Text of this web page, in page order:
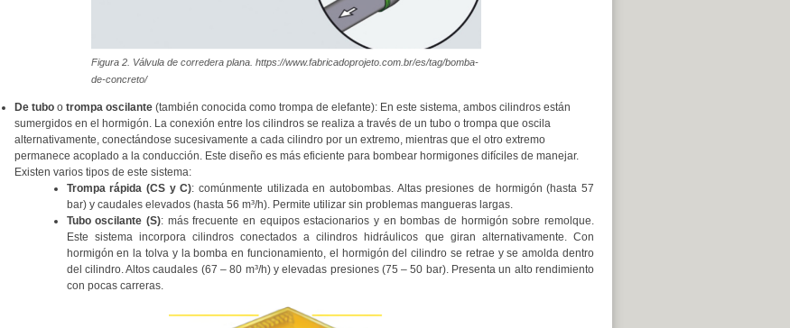
Figura 2. Válvula de corredera plana. https://www.fabricadoprojeto.com.br/es/tag/bomba-
de-concreto/
De tubo otrompa oscilante(también conocida como trompa de elefante): En este sistema, ambos cilindros están
sumergidos en el hormigón. La conexión entre los cilindros se realiza a través de un tubo o trompa que oscila
alternativamente, conectándose sucesivamente a cada cilindro por un extremo, mientras que el otro extremo
permanece acoplado a la conducción. Este diseño es más eficiente para bombear hormigones difíciles de manejar.
Existen varios tipos de este sistema:
Trompa rápida (CS y C): comúnmente utilizada en autobombas. Altas presiones de hormigón (hasta 57
bar) y caudales elevados (hasta 56 m³/h). Permite utilizar sin problemas mangueras largas.
Tubo oscilante (S): más frecuente en equipos estacionarios y en bombas de hormigón sobre remolque.
Este sistema incorpora cilindros conectados a cilindros hidráulicos que giran alternativamente. Con
hormigón en la tolva y la bomba en funcionamiento, el hormigón del cilindro se retrae y se amolda dentro
del cilindro. Altos caudales (67 – 80 m³/h) y elevadas presiones (75 – 50 bar). Presenta un alto rendimiento
con pocas carreras.